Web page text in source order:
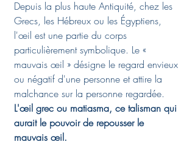
Depuis la plus haute Antiquité, chez les
Grecs, les Hébreux ou les Égyptiens,
l'œil est une partie du corps
particulièrement symbolique. Le «
mauvais œil » désigne le regard envieux
ou négatif d'une personne et attire la
malchance sur la personne regardée.
L'œil grec ou matiasma, ce talisman qui
aurait le pouvoir de repousser le
mauvais œil.